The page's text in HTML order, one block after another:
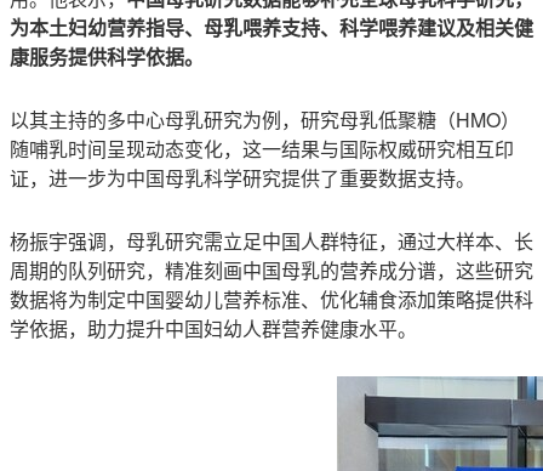
为本土妇幼营养指导、母乳喂养支持、科学喂养建议及相关健
康服务提供科学依据。
以其主持的多中心母乳研究为例，研究母乳低聚糖（HMO）
随哺乳时间呈现动态变化，这一结果与国际权威研究相互印
证，进一步为中国母乳科学研究提供了重要数据支持。
杨振宇强调，母乳研究需立足中国人群特征，通过大样本、长
周期的队列研究，精准刻画中国母乳的营养成分谱，这些研究
数据将为制定中国婴幼儿营养标准、优化辅食添加策略提供科
学依据，助力提升中国妇幼人群营养健康水平。